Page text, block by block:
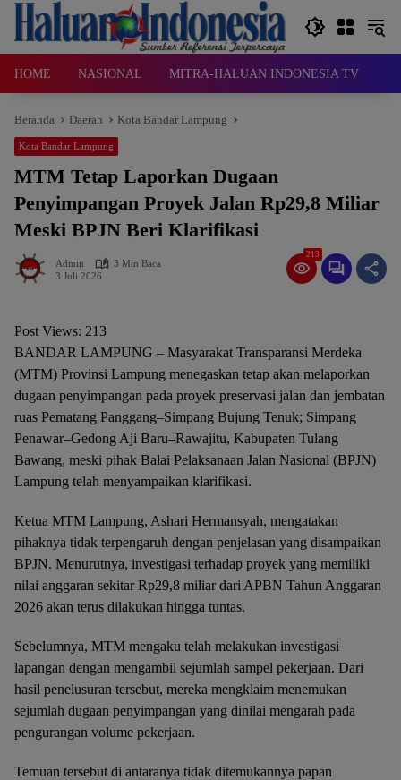
Langsung
HOME NASIONAL MITRA-HALUAN INDONESIA TV
Beranda Daerah Kota Bandar Lampung
Kota Bandar Lampung
MTM Tetap Laporkan Dugaan
Penyimpangan Proyek Jalan Rp29,8 Miliar
Meski BPJN Beri Klarifikasi
Admin
3 Min Baca
3 Juli 2026
213
Post Views: 213
BANDAR LAMPUNG – Masyarakat Transparansi Merdeka
(MTM) Provinsi Lampung menegaskan tetap akan melaporkan
dugaan penyimpangan pada proyek preservasi jalan dan jembatan
ruas Pematang Panggang–Simpang Bujung Tenuk; Simpang
Penawar–Gedong Aji Baru–Rawajitu, Kabupaten Tulang
Bawang, meski pihak Balai Pelaksanaan Jalan Nasional (BPJN)
Lampung telah menyampaikan klarifikasi.
Ketua MTM Lampung, Ashari Hermansyah, mengatakan
pihaknya tidak terpengaruh dengan penjelasan yang disampaikan
BPJN. Menurutnya, investigasi terhadap proyek yang memiliki
nilai anggaran sekitar Rp29,8 miliar dari APBN Tahun Anggaran
2026 akan terus dilakukan hingga tuntas.
Sebelumnya, MTM mengaku telah melakukan investigasi
lapangan dengan mengambil sejumlah sampel pekerjaan. Dari
hasil penelusuran tersebut, mereka mengklaim menemukan
sejumlah dugaan penyimpangan yang dinilai mengarah pada
pengurangan volume pekerjaan.
Temuan tersebut di antaranya tidak ditemukannya papan